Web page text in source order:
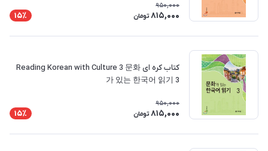
950,000
815,000 تومان 15٪
کتاب کره ای Reading Korean with Culture 3 문화
가 있는 한국어 읽기 3
950,000
815,000 تومان 15٪